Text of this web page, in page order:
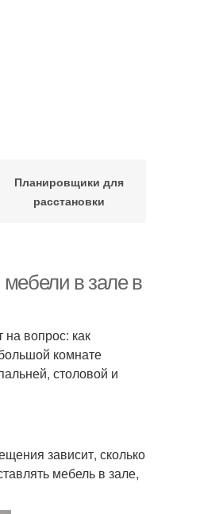
Планировщики для
расстановки
мебели в зале в
вопрос: как
комнате
столовой и
зависит, сколько
мебель в зале,